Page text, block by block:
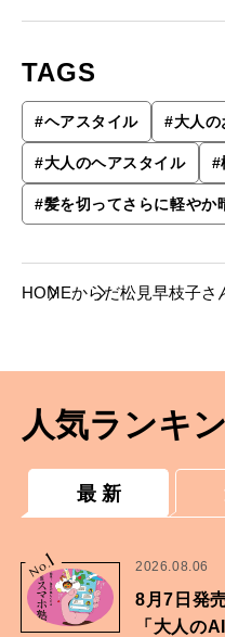
TAGS
#ヘアスタイル #大人の
#大人のヘアスタイル #
#髪を切ってさらに軽やか
HOMEからだ松見早枝子さ
人気ランキ
最 新
No.
1 2026.08.06
8月7日発
「大人の